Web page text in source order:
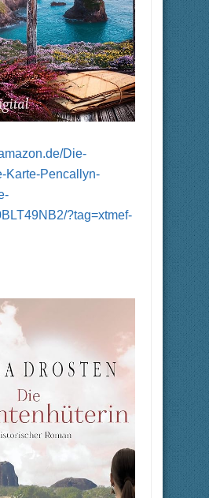
Die-
Karte-Pencallyn-
?tag=xtmef-